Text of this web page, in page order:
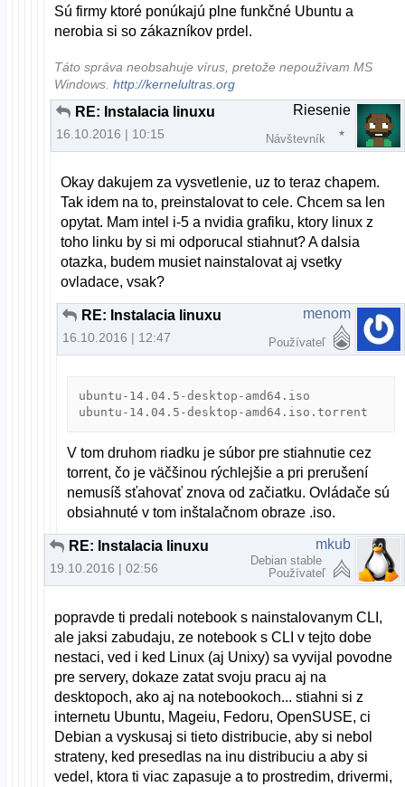
Sú firmy ktoré ponúkajú plne funkčné Ubuntu a
nerobia si so zákazníkov prdel.
Táto správa neobsahuje vírus, pretože nepoužívam MS
Windows.http://kernelultras.org
RE: Instalacia linuxu
16.10.2016 | 10:15
Riesenie
Návštevník
Okay dakujem za vysvetlenie, uz to teraz chapem.
Tak idem na to, preinstalovat to cele. Chcem sa len
opytat. Mam intel i-5 a nvidia grafiku, ktory linux z
toho linku by si mi odporucal stiahnut? A dalsia
otazka, budem musiet nainstalovat aj vsetky
ovladace, vsak?
RE: Instalacia linuxu
16.10.2016 | 12:47
menom
Používateľ
ubuntu-14.04.5-desktop-amd64.iso
ubuntu-14.04.5-desktop-amd64.iso.torrent
V tom druhom riadku je súbor pre stiahnutie cez
torrent, čo je väčšinou rýchlejšie a pri prerušení
nemusíš sťahovať znova od začiatku. Ovládače sú
obsiahnuté v tom inštalačnom obraze .iso.
RE: Instalacia linuxu
19.10.2016 | 02:56
mkub
Debian stable
Používateľ
popravde ti predali notebook s nainstalovanym CLI,
ale jaksi zabudaju, ze notebook s CLI v tejto dobe
nestaci, ved i ked Linux (aj Unixy) sa vyvijal povodne
pre servery, dokaze zatat svoju pracu aj na
desktopoch, ako aj na notebookoch... stiahni si z
internetu Ubuntu, Mageiu, Fedoru, OpenSUSE, ci
Debian a vyskusaj si tieto distribucie, aby si nebol
strateny, ked presedlas na inu distribuciu a aby si
vedel, ktora ti viac zapasuje a to prostredim, drivermi,